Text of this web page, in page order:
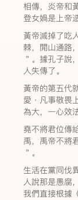
相傳，炎帝和
登女媧是上帝
黃帝滅掉了吃
棘，開山通路
＂。據孔子說
人失傳了。
黃帝的第五代
愛﹐凡事敬畏
為大，一心效
堯不將君位傳
禹，禹帝不將
＂。
生活在黨同伐
人說那是愚腐
我們直接根據